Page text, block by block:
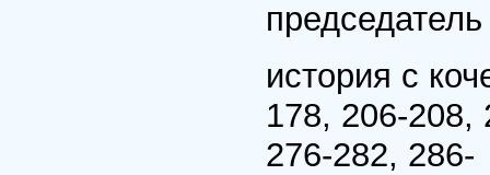
история с
178, 206-208,
276-282, 286-